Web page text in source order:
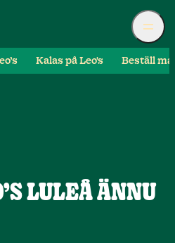
Kalas på Leo's Beställ
LULEÅ ÄNNU